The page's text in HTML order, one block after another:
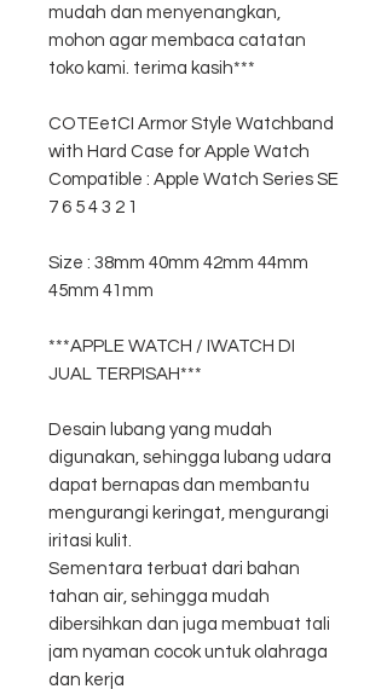
mudah dan menyenangkan,
mohon agar membaca catatan
toko kami. terima kasih***
COTEetCI Armor Style Watchband
with Hard Case for Apple Watch
Compatible : Apple Watch Series SE
7 6 5 4 3 2 1
Size : 38mm 40mm 42mm 44mm
45mm 41mm
***APPLE WATCH / IWATCH DI
JUAL TERPISAH***
Desain lubang yang mudah
digunakan, sehingga lubang udara
dapat bernapas dan membantu
mengurangi keringat, mengurangi
iritasi kulit.
Sementara terbuat dari bahan
tahan air, sehingga mudah
dibersihkan dan juga membuat tali
jam nyaman cocok untuk olahraga
dan kerja